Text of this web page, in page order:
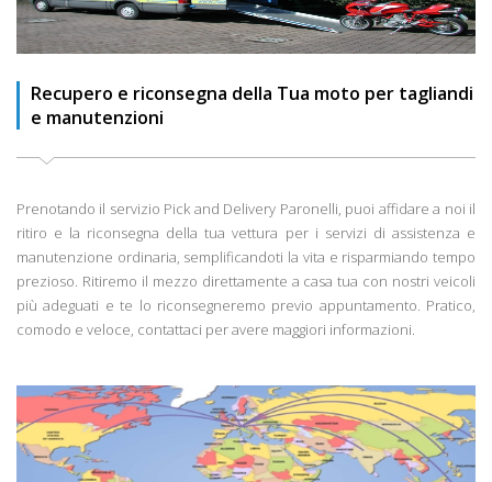
Recupero e riconsegna della Tua moto per tagliandi
e manutenzioni
Prenotando il servizio Pick and Delivery Paronelli, puoi affidare a noi il
ritiro e la riconsegna della tua vettura per i servizi di assistenza e
manutenzione ordinaria, semplificandoti la vita e risparmiando tempo
prezioso. Ritiremo il mezzo direttamente a casa tua con nostri veicoli
più adeguati e te lo riconsegneremo previo appuntamento. Pratico,
comodo e veloce, contattaci per avere maggiori informazioni.